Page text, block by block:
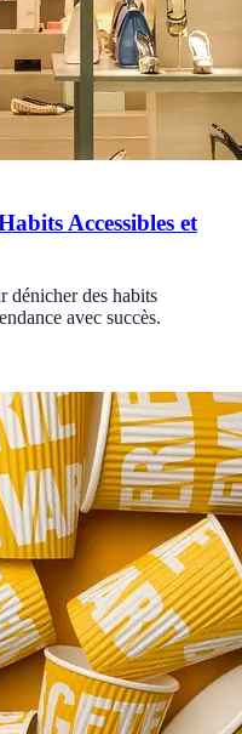
Accessibles et
dénicher des habits
avec succès.